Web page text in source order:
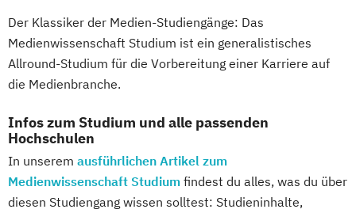
Der Klassiker der Medien-Studiengänge: Das
Medienwissenschaft Studium ist ein generalistisches
Allround-Studium für die Vorbereitung einer Karriere auf
die Medienbranche.
Infos zum Studium und alle passenden
Hochschulen
In unserem ausführlichen Artikel zum
Medienwissenschaft Studium findest du alles, was du über
diesen Studiengang wissen solltest: Studieninhalte,